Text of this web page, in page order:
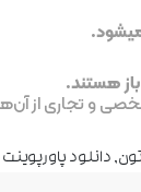
هستند.
و تجاری از
,دانلود